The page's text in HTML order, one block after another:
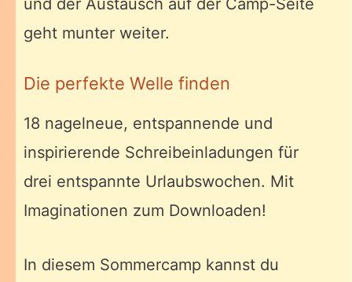
und der Austausch auf der Camp-Seite
geht munter weiter.
Die perfekte Welle finden
18 nagelneue, entspannende und
inspirierende Schreibeinladungen für
drei entspannte Urlaubswochen. Mit
Imaginationen zum Downloaden!
In diesem Sommercamp kannst du